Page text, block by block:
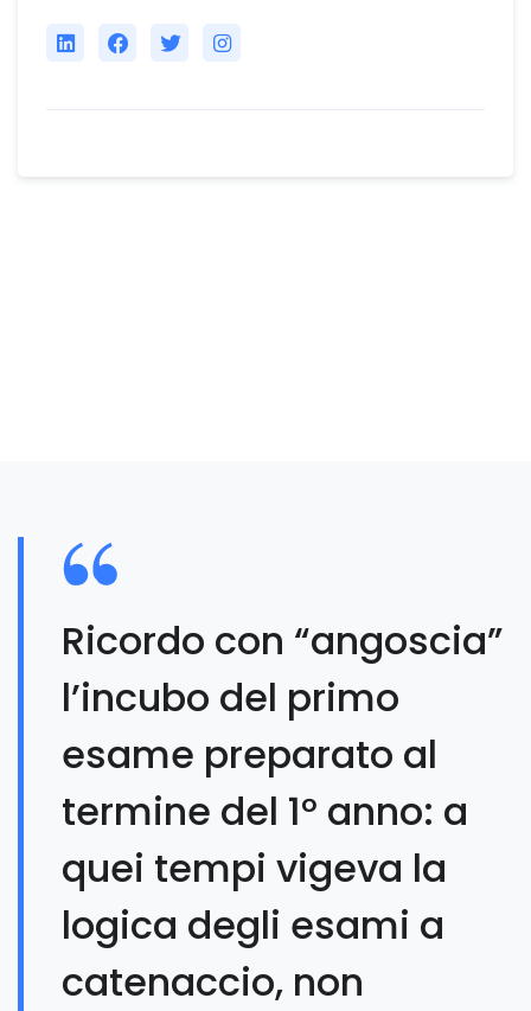
Ricordo con “angoscia”
l’incubo del primo
esame preparato al
termine del 1° anno: a
quei tempi vigeva la
logica degli esami a
catenaccio, non